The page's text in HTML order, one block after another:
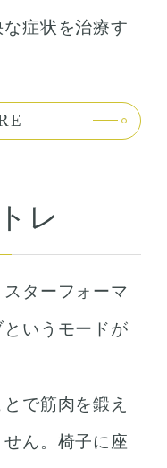
症状を治療す
レ
ターフォーマ
いうモードが
で筋肉を鍛え
ん。椅子に座